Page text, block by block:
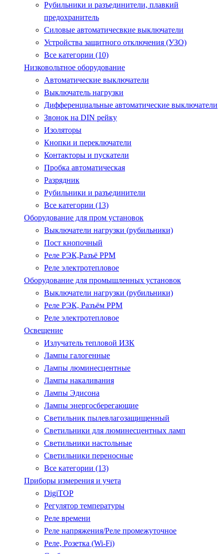
Рубильники и разъединители, плавкий
предохранитель
Силовые автоматичесвкие выключатели
Устройства защитного отключения (УЗО)
Все категории (10)
Низковольтное оборудование
Автоматические выключатели
Выключатель нагрузки
Дифференциальные автоматические выключатели
Звонок на DIN рейку
Изоляторы
Кнопки и переключатели
Контакторы и пускатели
Пробка автоматическая
Разрядник
Рубильники и разъединители
Все категории (13)
Оборудование для пром установок
Выключатели нагрузки (рубильники)
Пост кнопочный
Реле РЭК,Разъё РРМ
Реле электротепловое
Оборудование для промышленных установок
Выключатели нагрузки (рубильники)
Реле РЭК, Разъём РРМ
Реле электротепловое
Освещение
Излучатель тепловой ИЗК
Лампы галогенные
Лампы люминесцентные
Лампы накаливания
Лампы Эдисона
Лампы энергосберегающие
Светильник пылевлагозащищенный
Светильники для люминесцентных ламп
Светильники настольные
Светильники переносные
Все категории (13)
Приборы измерения и учета
DigiTOP
Регулятор температуры
Реле времени
Реле напряжения/Реле промежуточное
Реле, Розетка (Wi-Fi)